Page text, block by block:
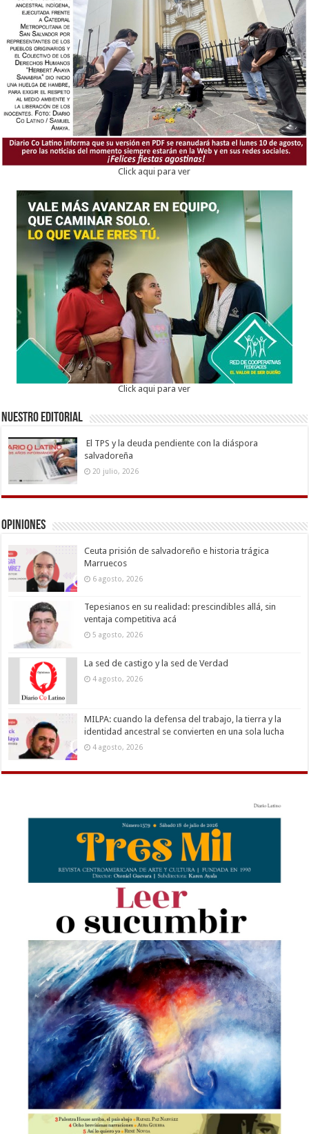
Click aqui para ver
Click aqui para ver
Nuestro Editorial
El TPS y la deuda pendiente con la diáspora
salvadoreña
20 julio, 2026
Opiniones
Ceuta prisión de salvadoreño e historia trágica
Marruecos
6 agosto, 2026
Tepesianos en su realidad: prescindibles allá, sin
ventaja competitiva acá
5 agosto, 2026
La sed de castigo y la sed de Verdad
4 agosto, 2026
MILPA: cuando la defensa del trabajo, la tierra y la
identidad ancestral se convierten en una sola lucha
4 agosto, 2026